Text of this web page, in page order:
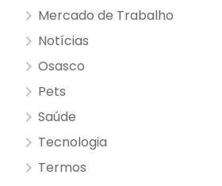
Mercado de Trabalho
Notícias
Osasco
Pets
Saúde
Tecnologia
Termos